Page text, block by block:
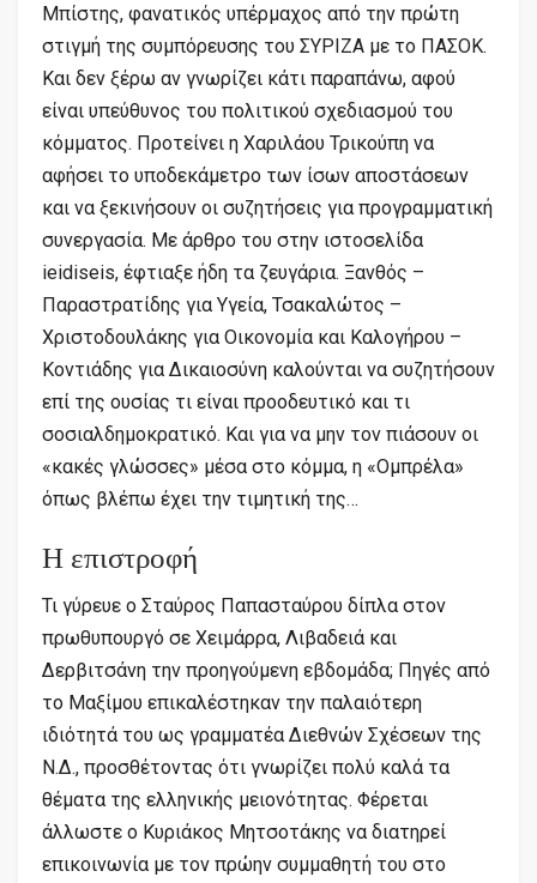
Μπίστης, φανατικός υπέρμαχος από την πρώτη
στιγμή της συμπόρευσης του ΣΥΡΙΖΑ με το ΠΑΣΟΚ.
Και δεν ξέρω αν γνωρίζει κάτι παραπάνω, αφού
είναι υπεύθυνος του πολιτικού σχεδιασμού του
κόμματος. Προτείνει η Χαριλάου Τρικούπη να
αφήσει το υποδεκάμετρο των ίσων αποστάσεων
και να ξεκινήσουν οι συζητήσεις για προγραμματική
συνεργασία. Με άρθρο του στην ιστοσελίδα
ieidiseis, έφτιαξε ήδη τα ζευγάρια. Ξανθός –
Παραστρατίδης για Υγεία, Τσακαλώτος –
Χριστοδουλάκης για Οικονομία και Καλογήρου –
Κοντιάδης για Δικαιοσύνη καλούνται να συζητήσουν
επί της ουσίας τι είναι προοδευτικό και τι
σοσιαλδημοκρατικό. Και για να μην τον πιάσουν οι
«κακές γλώσσες» μέσα στο κόμμα, η «Ομπρέλα»
όπως βλέπω έχει την τιμητική της…
Η επιστροφή
Τι γύρευε ο Σταύρος Παπασταύρου δίπλα στον
πρωθυπουργό σε Xειμάρρα, Λιβαδειά και
Δερβιτσάνη την προηγούμενη εβδομάδα; Πηγές από
το Μαξίμου επικαλέστηκαν την παλαιότερη
ιδιότητά του ως γραμματέα Διεθνών Σχέσεων της
Ν.Δ., προσθέτοντας ότι γνωρίζει πολύ καλά τα
θέματα της ελληνικής μειονότητας. Φέρεται
άλλωστε ο Κυριάκος Μητσοτάκης να διατηρεί
επικοινωνία με τον πρώην συμμαθητή του στο